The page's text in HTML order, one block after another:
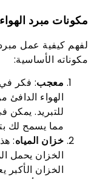
مكونات مبرد الهواء
لفهم كيفية عمل
مكوناته الأساسية:
معجب: فكر
الهواء
للتبريد.
مما يسمح لك
خزان المياه:
الخزان يحمل
الخزان الأكبر